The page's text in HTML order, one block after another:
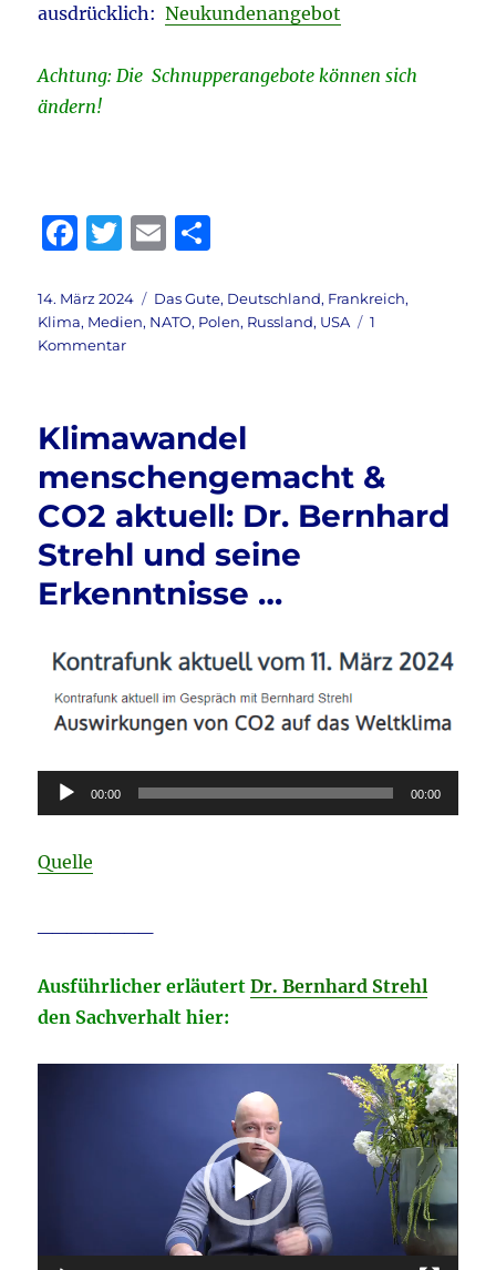
ausdrücklich:Neukundenangebot
Achtung: Die Schnupperangebote können sich
ändern!
F
c
e
o
k
T
it
te
E
ai
l
le
n
Veröffentlicht
am
14. März 2024 Kategorien
Das Gute, Deutschland, Frankreich,
Klima, Medien, NATO, Polen, Russland, USA
1
Kommentarzu
&
&
USA
&
Deutschland
WKIII
„legt
vor“
…
Klimawandel
menschengemacht &
CO2 aktuell: Dr. Bernhard
Strehl und seine
Erkenntnisse …
Audio-
Player
00:00 00:00
Quelle
Ausführlicher erläutertDr. Bernhard Strehl
den Sachverhalt hier: